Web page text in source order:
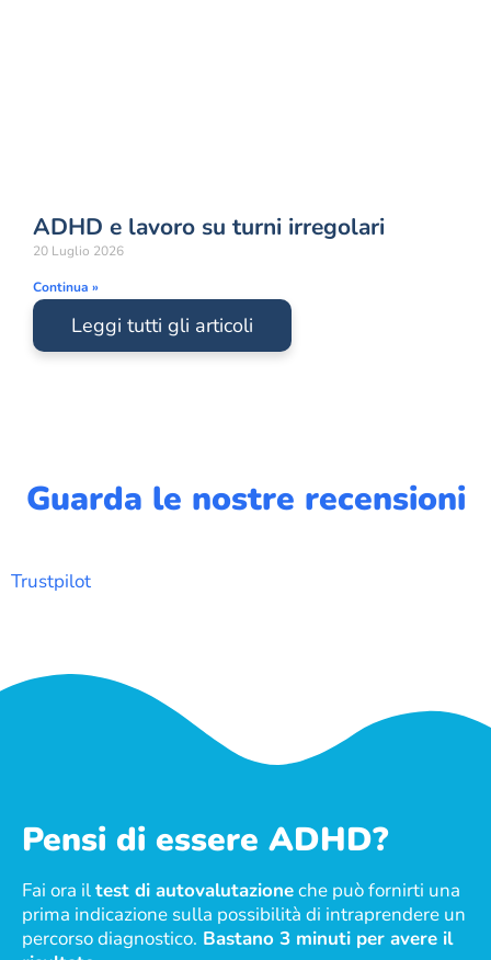
ADHD e lavoro su turni irregolari
20 Luglio 2026
Continua »
Leggi tutti gli articoli
Guarda le nostre recensioni
Trustpilot
Pensi di essere ADHD?
Fai ora iltest di autovalutazioneche può fornirti una
prima indicazione sulla possibilità di intraprendere un
percorso diagnostico. Bastano 3 minuti per avere il